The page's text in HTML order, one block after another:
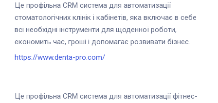
Це профільна CRM система для автоматизації
стоматологічних клінік і кабінетів, яка включає в себе
всі необхідні інструменти для щоденної роботи,
економить час, гроші і допомагає розвивати бізнес.
https://www.denta-pro.com/
Це профільна CRM система для автоматизації фітнес-